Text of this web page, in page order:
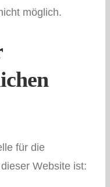
möglich.
für die
Website ist: